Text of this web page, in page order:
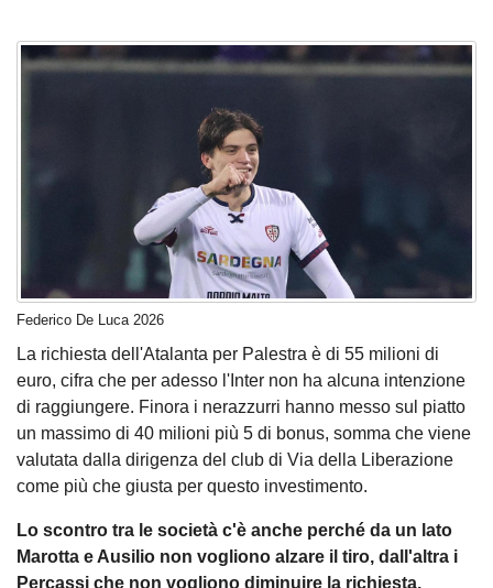
Federico De Luca 2026
La richiesta dell'Atalanta per Palestra è di 55 milioni di
euro, cifra che per adesso l'Inter non ha alcuna intenzione
di raggiungere. Finora i nerazzurri hanno messo sul piatto
un massimo di 40 milioni più 5 di bonus, somma che viene
valutata dalla dirigenza del club di Via della Liberazione
come più che giusta per questo investimento.
Lo scontro tra le società c'è anche perché da un lato
Marotta e Ausilio non vogliono alzare il tiro, dall'altra i
Percassi che non vogliono diminuire la richiesta.